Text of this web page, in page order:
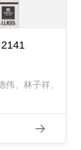
、林子祥、